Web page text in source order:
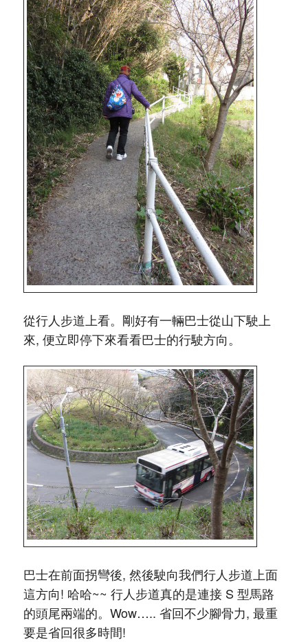
從行人步道上看。剛好有一輛巴士從山下駛上
來, 便立即停下來看看巴士的行駛方向。
巴士在前面拐彎後, 然後駛向我們行人步道上面
這方向! 哈哈~~ 行人步道真的是連接 S 型馬路
的頭尾兩端的。Wow….. 省回不少腳骨力, 最重
要是省回很多時間!